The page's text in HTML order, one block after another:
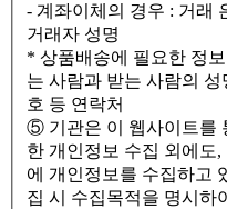
- 계좌이체의 경우 : 거래
거래자 성명
* 상품배송에 필요한 정
는 사람과 받는 사람의 성
호 등 연락처
⑤ 기관은 이 웹사이트를
한 개인정보 수집 외에도
에 개인정보를 수집하고
집 시 수집목적을 명시하